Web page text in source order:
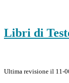
Libri di
Ultima revisione il 11-